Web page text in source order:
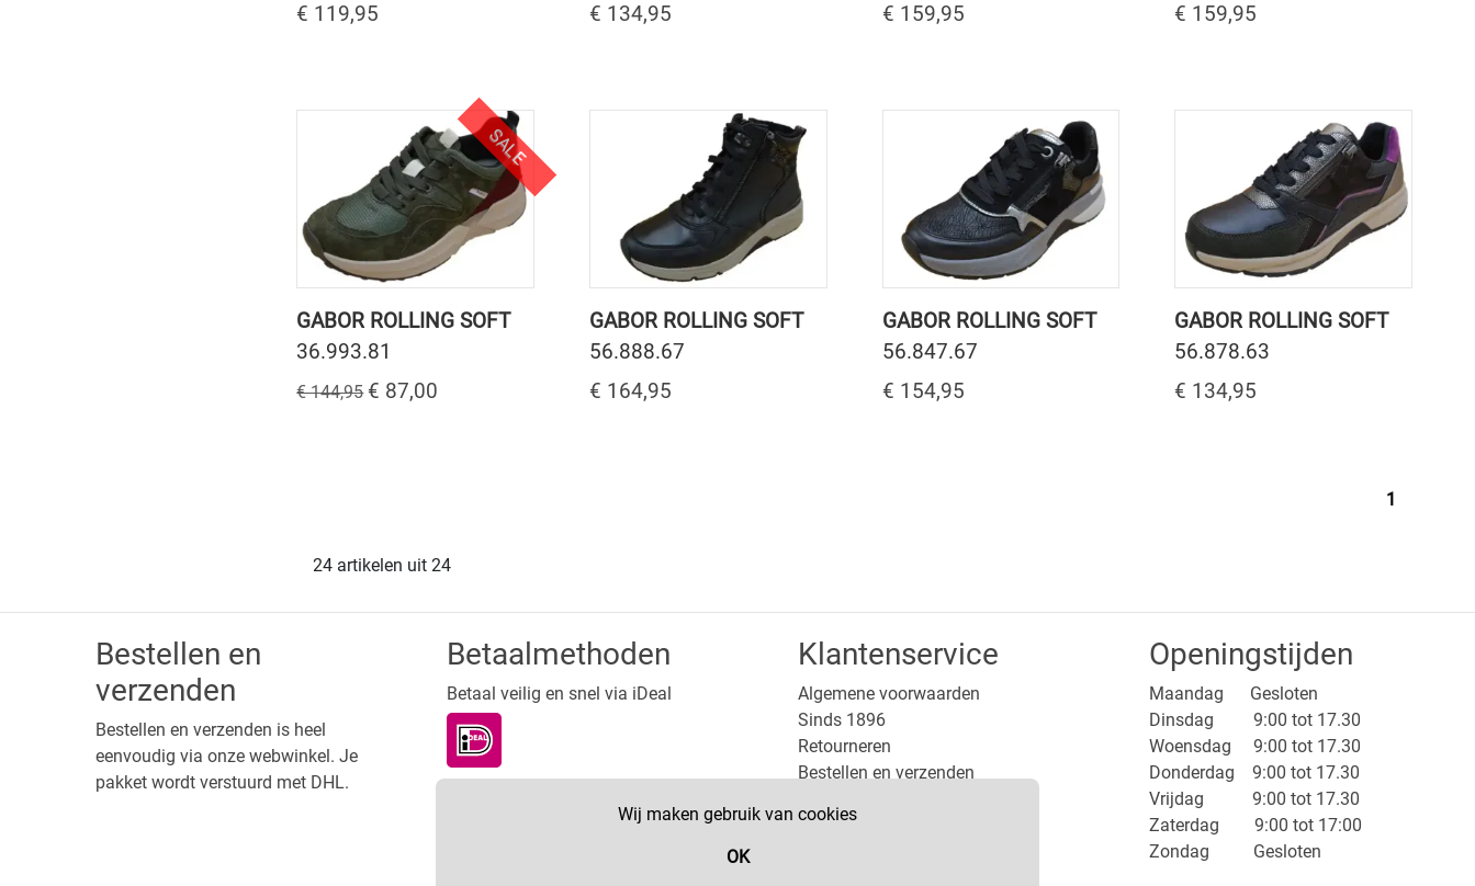
Wij maken gebruik van cookies
OK
€ 119,95
€ 134,95
€ 159,95
€ 159,95
SALE
GABOR ROLLING SOFT
36.993.81
€ 144,95 € 87,00
GABOR ROLLING SOFT
56.888.67
€ 164,95
GABOR ROLLING SOFT
56.847.67
€ 154,95
GABOR ROLLING SOFT
56.878.63
€ 134,95
1
24 artikelen uit 24
Bestellen en
verzenden
Bestellen en verzenden is heel
eenvoudig via onze webwinkel. Je
pakket wordt verstuurd met DHL.
Betaalmethoden
Betaal veilig en snel via iDeal
Klantenservice
Algemene voorwaarden
Sinds 1896
Retourneren
Bestellen en verzenden
Openingstijden
Maandag Gesloten
Dinsdag 9:00 tot 17.30
Woensdag 9:00 tot 17.30
Donderdag 9:00 tot 17.30
Vrijdag 9:00 tot 17.30
Zaterdag 9:00 tot 17:00
Zondag Gesloten